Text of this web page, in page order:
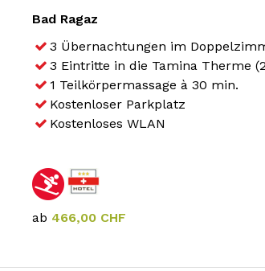
Bad Ragaz
3 Übernachtungen im
3 Eintritte in die Tamina Therme
1 Teilkörpermassage à 30 min.
Kostenloser Parkplatz
Kostenloses WLAN
ab 466,00 CHF